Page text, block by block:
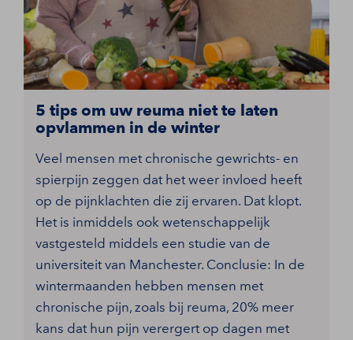
5 tips om uw reuma niet te laten
opvlammen in de winter
Veel mensen met chronische gewrichts- en
spierpijn zeggen dat het weer invloed heeft
op de pijnklachten die zij ervaren. Dat klopt.
Het is inmiddels ook wetenschappelijk
vastgesteld middels een studie van de
universiteit van Manchester. Conclusie: In de
wintermaanden hebben mensen met
chronische pijn, zoals bij reuma, 20% meer
kans dat hun pijn verergert op dagen met